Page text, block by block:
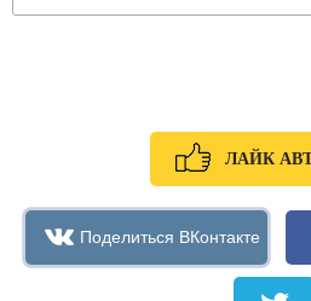
ЛАЙК